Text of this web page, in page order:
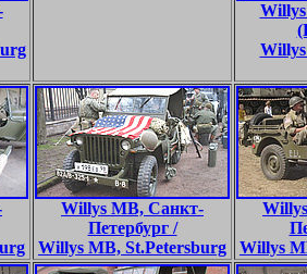
Willys MB, Санкт-
Петербург /
Willys MB, St.Petersburg
Willys